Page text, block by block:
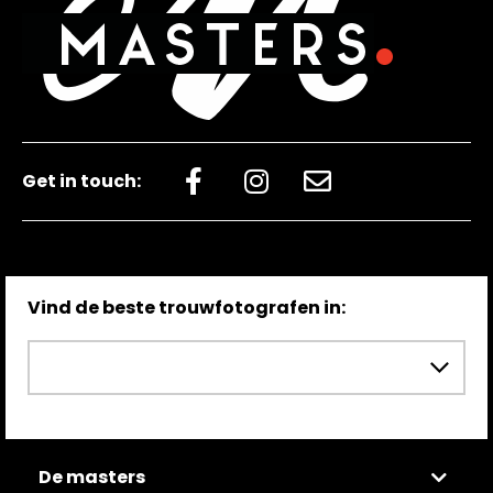
hebt vastgelegd. Dit is wat mij betreft
onbetaalbaar, dank daarvoor uit de
bodem van mijn hart. Het feit dat ik
weet dat ik elke keer weer terug kan
in de tijd, terug naar de mooiste dag
ons zelf het mooiste gegeven,
#nodisrespect #sosolobi. Onze
bruiloft was prachtig, vol
hoogtepunten die je allemaal hebt
allerlei posities puur topsport!! Ook
jouw flexibiliteit toen we vroegen of je
foto’s! Op de grote dag zelf maakte
ze zichzelf bijna onzichtbaar.
Hierdoor zijn de foto’s lekker
spontaan en konden wij ons volledig
uiteindelijke resultaat was nog
mooier dan gehoopt! Ze weet de
ons voorbij waren gegaan. De
details prachtig te verwerken. De
Get in touch:
Vind de beste trouwfotografen in:
De masters